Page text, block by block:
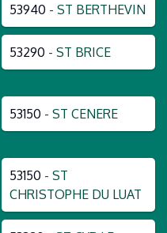
53940 - ST BERTHEVIN
53290 - ST BRICE
53150 - ST CENERE
53150 - ST
CHRISTOPHE DU LUAT